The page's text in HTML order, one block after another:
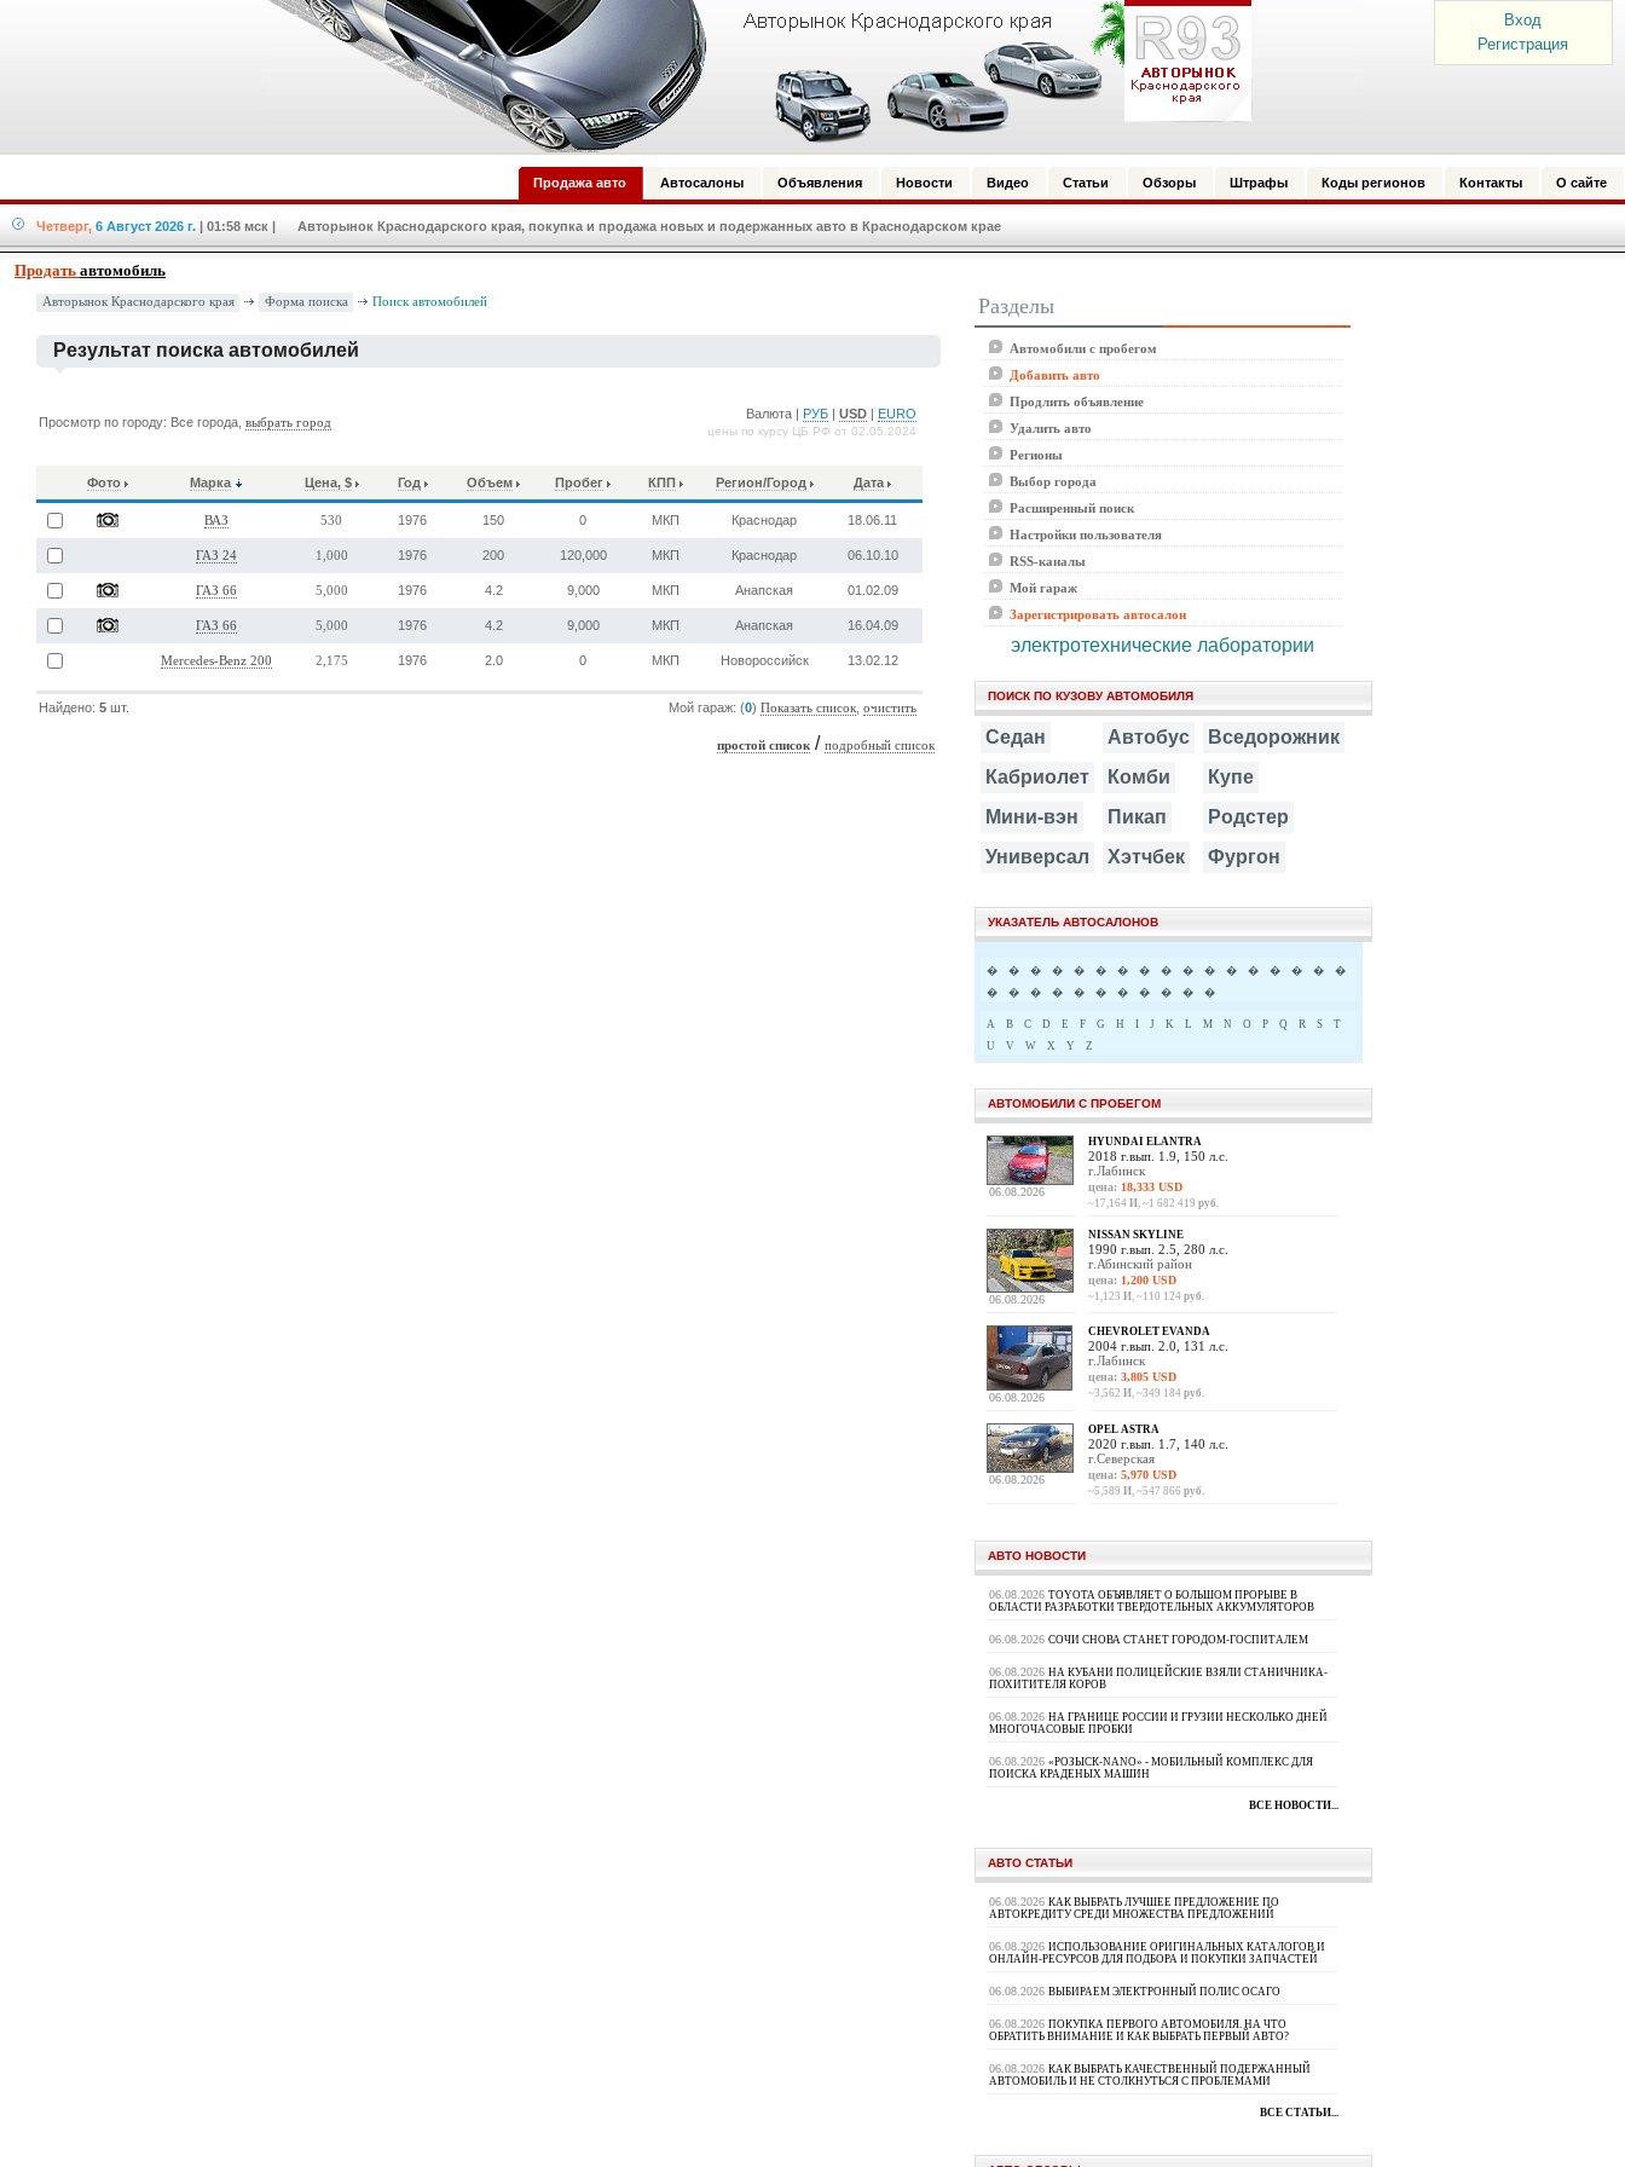
Вход
Регистрация
Продажа авто Автосалоны Объявления Новости Видео Статьи Обзоры Штрафы Коды регионов Контакты О сайте
Четверг, 6 Август 2026 г. | 01:58 мск | Авторынок Краснодарского края, покупка и продажа новых и подержанных авто в Краснодарском крае
Продать автомобиль
Авторынок Краснодарского края Форма поиска Поиск автомобилей
Результат поиска автомобилей
Просмотр по городу: Все города,выбрать город
Валюта | РУБ |USD | EURO
цены по курсу ЦБ РФ от 02.05.2024
Фото Марка Цена, $ Год Объем Пробег КПП Регион/Город Дата
ВАЗ 530 1976 150 0 МКП Краснодар 18.06.11
ГАЗ 24 1,000 1976 200 120,000 МКП Краснодар 06.10.10
ГАЗ 66 5,000 1976 4.2 9,000 МКП Анапская 01.02.09
ГАЗ 66 5,000 1976 4.2 9,000 МКП Анапская 16.04.09
Mercedes-Benz 200 2,175 1976 2.0 0 МКП Новороссийск 13.02.12
Найдено:5 шт. Мой гараж: (0)Показать список ,очистить
простой список /подробный список
Разделы
Автомобили с пробегом
Добавить авто
Продлить объявление
Удалить авто
Регионы
Выбор города
Расширенный поиск
Настройки пользователя
RSS-каналы
Мой гараж
Зарегистрировать автосалон
электротехнические лаборатории
ПОИСК ПО КУЗОВУ АВТОМОБИЛЯ
Седан Автобус
Вседорожник
Кабриолет
Комби
Купе
Мини-вэн
Пикап
Родстер
Универсал
Хэтчбек Фургон
УКАЗАТЕЛЬ АВТОСАЛОНОВ
� � � � � � � � � � � � � � � �
�
�
� � � � � � � � � �
A B C D E F G H I J K L M N O P Q R S
T
U
V W X Y Z
АВТОМОБИЛИ С ПРОБЕГОМ
06.08.2026
HYUNDAI ELANTRA
2018 г.вып. 1.9, 150 л.с.
г.Лабинск
цена: 18,333 USD
~17,164 И, ~1 682 419 руб.
06.08.2026
NISSAN SKYLINE
1990 г.вып. 2.5, 280 л.с.
г.Абинский район
цена: 1,200 USD
~1,123 И, ~110 124 руб.
06.08.2026
CHEVROLET EVANDA
2004 г.вып. 2.0, 131 л.с.
г.Лабинск
цена: 3,805 USD
~3,562 И, ~349 184 руб.
06.08.2026
OPEL ASTRA
2020 г.вып. 1.7, 140 л.с.
г.Северская
цена: 5,970 USD
~5,589 И, ~547 866 руб.
АВТО НОВОСТИ
06.08.2026 TOYOTA ОБЪЯВЛЯЕТ О БОЛЬШОМ ПРОРЫВЕ В
ОБЛАСТИ РАЗРАБОТКИ ТВЕРДОТЕЛЬНЫХ АККУМУЛЯТОРОВ
06.08.2026 СОЧИ СНОВА СТАНЕТ ГОРОДОМ-ГОСПИТАЛЕМ
06.08.2026 НА КУБАНИ ПОЛИЦЕЙСКИЕ ВЗЯЛИ СТАНИЧНИКА-
ПОХИТИТЕЛЯ КОРОВ
06.08.2026 НА ГРАНИЦЕ РОССИИ И ГРУЗИИ НЕСКОЛЬКО ДНЕЙ
МНОГОЧАСОВЫЕ ПРОБКИ
06.08.2026 «РОЗЫСК-NANO» - МОБИЛЬНЫЙ КОМПЛЕКС ДЛЯ
ПОИСКА КРАДЕНЫХ МАШИН
ВСЕ НОВОСТИ...
АВТО СТАТЬИ
06.08.2026 КАК ВЫБРАТЬ ЛУЧШЕЕ ПРЕДЛОЖЕНИЕ ПО
АВТОКРЕДИТУ СРЕДИ МНОЖЕСТВА ПРЕДЛОЖЕНИЙ
06.08.2026 ИСПОЛЬЗОВАНИЕ ОРИГИНАЛЬНЫХ КАТАЛОГОВ И
ОНЛАЙН-РЕСУРСОВ ДЛЯ ПОДБОРА И ПОКУПКИ ЗАПЧАСТЕЙ
06.08.2026 ВЫБИРАЕМ ЭЛЕКТРОННЫЙ ПОЛИС ОСАГО
06.08.2026 ПОКУПКА ПЕРВОГО АВТОМОБИЛЯ. НА ЧТО
ОБРАТИТЬ ВНИМАНИЕ И КАК ВЫБРАТЬ ПЕРВЫЙ АВТО?
06.08.2026 КАК ВЫБРАТЬ КАЧЕСТВЕННЫЙ ПОДЕРЖАННЫЙ
АВТОМОБИЛЬ И НЕ СТОЛКНУТЬСЯ С ПРОБЛЕМАМИ
ВСЕ СТАТЬИ...